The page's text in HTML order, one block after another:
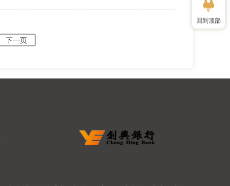
回到顶部
下一页